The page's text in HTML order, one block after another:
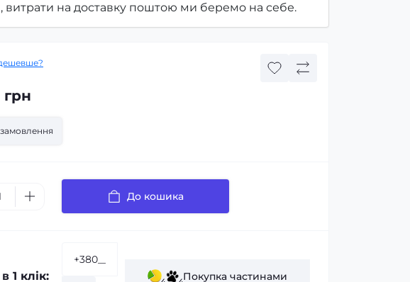
витрати на доставку поштою ми беремо на себе.
грн
До кошика
1 клік: Покупка частинами